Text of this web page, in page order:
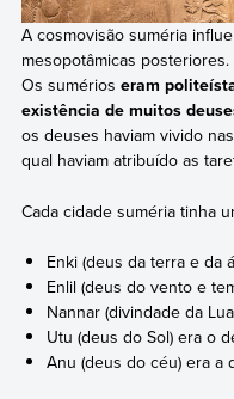
A cosmovisão suméria
mesopotâmicas posteriores.
Os sumérios eram
existência de muitos
os deuses haviam vivido
qual haviam atribuído as
Cada cidade suméria tinha
Enki (deus da terra e da
Enlil (deus do vento e
Nannar (divindade da
Utu (deus do Sol) era o
Anu (deus do céu) era